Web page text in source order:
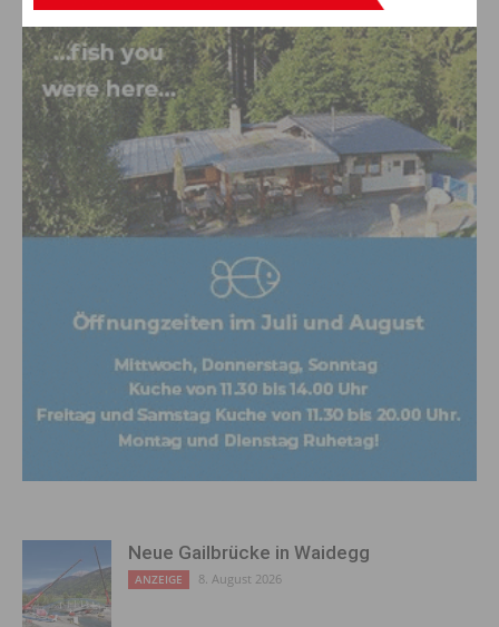
Neue Gailbrücke in Waidegg
ANZEIGE 8. August 2026